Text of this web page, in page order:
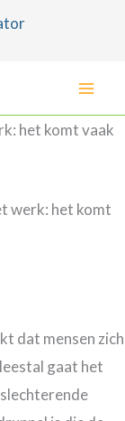
het komt vaak
werk: het komt
dat mensen zich
gaat het